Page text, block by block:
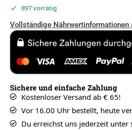
897 vorrätig
Vollständige Nährwertinformationen
Sichere und einfache Zahlung
Kostenloser Versand ab € 65!
Vor 16.00 Uhr bestellt, heute
Du erreichst uns jederzeit unter